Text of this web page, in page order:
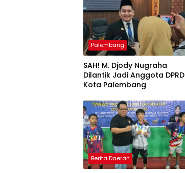
Palembang
SAH! M. Djody Nugraha
Dilantik Jadi Anggota DPRD
Kota Palembang
Berita Daerah